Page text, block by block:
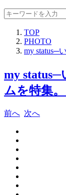
TOP
PHOTO
my status─
my
ムを特集
前へ 次へ